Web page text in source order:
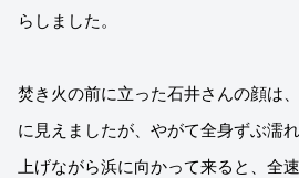
らしました。
焚き火の前に立った石井さんの顔は
に見えましたが、やがて全身ずぶ濡
上げながら浜に向かって来ると、全